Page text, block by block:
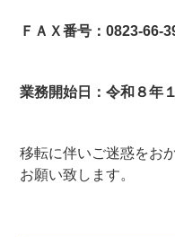
ＦＡＸ番号：0823
業務開始日：令和８年
移転に伴いご迷惑をお
お願い致します。